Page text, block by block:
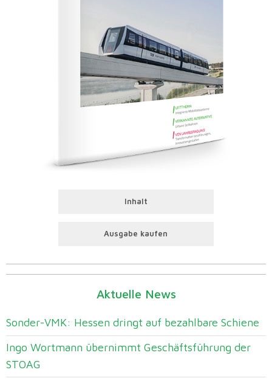
Inhalt
Ausgabe kaufen
Aktuelle News
Sonder-VMK: Hessen dringt auf bezahlbare Schiene
Ingo Wortmann übernimmt Geschäftsführung der
STOAG